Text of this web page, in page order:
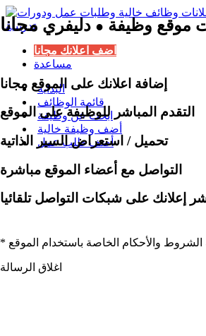
اضف اعلانك مجانا
مساعدة
البداية
قائمة الوظائف
ابحث عن وظيفة
أضف وظيفة خالية
أضف طلب عمل
موقع وظيفة ● دليفريمجانا
إضافة اعلانك على الموقع مجانا
التقدم المباشر للوظيفة على الموقع
تحميل / استعراض السير الذاتية
التواصل مع أعضاء الموقع مباشرة
إعلانك على شبكات التواصل تلقائيا
اغلاق الرسالة